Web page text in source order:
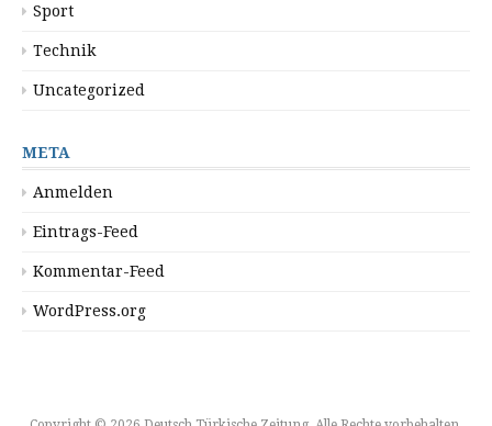
Sport
Technik
Uncategorized
META
Anmelden
Eintrags-Feed
Kommentar-Feed
WordPress.org